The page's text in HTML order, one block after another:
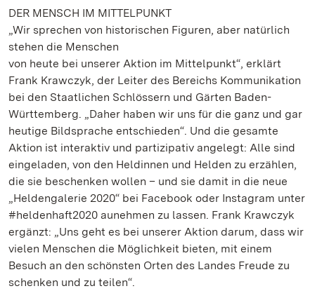
DER MENSCH IM MITTELPUNKT
„Wir sprechen von historischen Figuren, aber natürlich
stehen die Menschen
von heute bei unserer Aktion im Mittelpunkt“, erklärt
Frank Krawczyk, der Leiter des Bereichs Kommunikation
bei den Staatlichen Schlössern und Gärten Baden-
Württemberg. „Daher haben wir uns für die ganz und gar
heutige Bildsprache entschieden“. Und die gesamte
Aktion ist interaktiv und partizipativ angelegt: Alle sind
eingeladen, von den Heldinnen und Helden zu erzählen,
die sie beschenken wollen – und sie damit in die neue
„Heldengalerie 2020“ bei Facebook oder Instagram unter
#heldenhaft2020 aunehmen zu lassen. Frank Krawczyk
ergänzt: „Uns geht es bei unserer Aktion darum, dass wir
vielen Menschen die Möglichkeit bieten, mit einem
Besuch an den schönsten Orten des Landes Freude zu
schenken und zu teilen“.